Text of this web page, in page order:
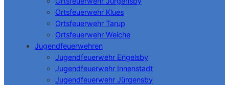
Ortsfeuerwehr Klues
Ortsfeuerwehr Tarup
Ortsfeuerwehr Weiche
Jugendfeuerwehren
Jugendfeuerwehr Engelsby
Jugendfeuerwehr Innenstadt
Jugendfeuerwehr Jürgensby